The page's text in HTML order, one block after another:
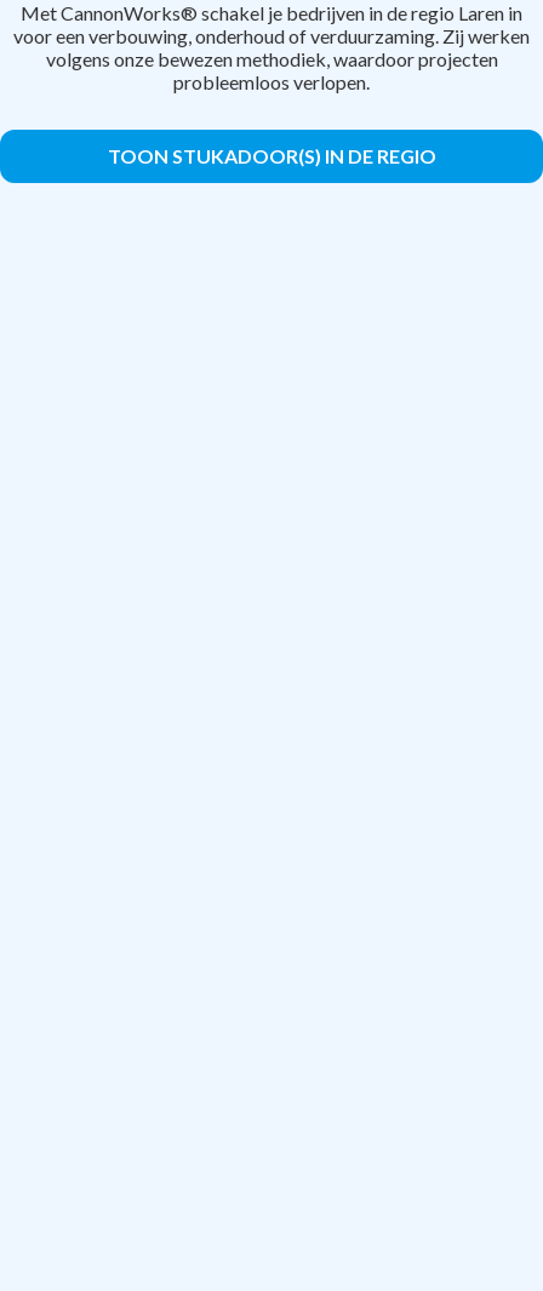
Met CannonWorks® schakel je bedrijven in de regio Laren in
voor een verbouwing, onderhoud of verduurzaming. Zij werken
volgens onze bewezen methodiek, waardoor projecten
probleemloos verlopen.
TOON STUKADOOR(S) IN DE REGIO